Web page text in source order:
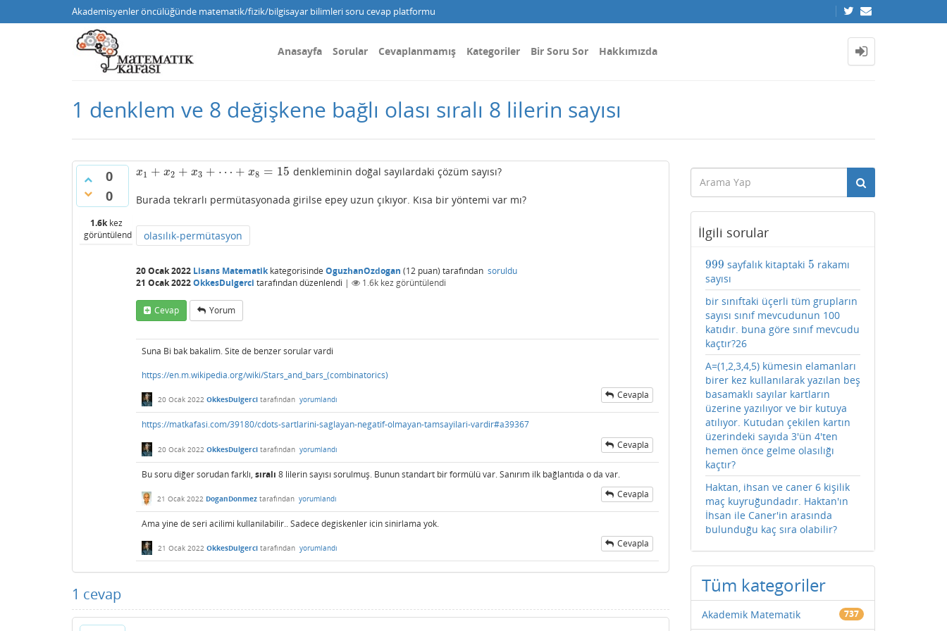
Akademisyenler öncülüğünde matematik/fizik/bilgisayar bilimleri soru cevap platformu
Anasayfa Sorular Cevaplanmamış Kategoriler Bir Soru Sor Hakkımızda
1 denklem ve 8 değişkene bağlı olası sıralı 8 lilerin sayısı
0
0
1.6kkez
görüntülendi
x1 + x2 + x3 + ⋯ + x8 = 15
x1 +x2 +x3 +⋯+x 8= 15 denkleminin doğal sayılardaki çözüm sayısı?
Burada tekrarlı permütasyonada girilse epey uzun çıkıyor. Kısa bir yöntemi var mı?
olasılık-permütasyon
20 Ocak 2022 Lisans Matematikkategorisinde OguzhanOzdogan (12 puan) tarafından soruldu
21 Ocak 2022OkkesDulgerci tarafındandüzenlendi | 1.6k kez görüntülendi
Cevap Yorum
Suna Bi bak bakalim. Site de benzer sorular vardi
https://en.m.wikipedia.org/wiki/Stars_and_bars_(combinatorics)
20 Ocak 2022 OkkesDulgerci tarafından yorumlandı Cevapla
https://matkafasi.com/39180/cdots-sartlarini-saglayan-negatif-olmayan-tamsayilari-vardir#a39367
20 Ocak 2022 OkkesDulgerci tarafından yorumlandı Cevapla
Bu soru diğer sorudan farklı, sıralı 8 lilerin sayısı sorulmuş. Bunun standart bir formülü var. Sanırım ilk bağlantıda o da var.
21 Ocak 2022 DoganDonmez tarafından yorumlandı Cevapla
Ama yine de seri acilimi kullanilabilir.. Sadece degiskenler icin sinirlama yok.
21 Ocak 2022 OkkesDulgerci tarafından yorumlandı Cevapla
1 cevap
İlgili sorular
999
999 sayfalık kitaptaki 5
5 rakamı
sayısı
bir sınıftaki üçerli tüm grupların
sayısı sınıf mevcudunun 100
katıdır. buna göre sınıf mevcudu
kaçtır?26
A=(1,2,3,4,5) kümesin elamanları
birer kez kullanılarak yazılan beş
basamaklı sayılar kartların
üzerine yazılıyor ve bir kutuya
atılıyor. Kutudan çekilen kartın
üzerindeki sayıda 3'ün 4'ten
hemen önce gelme olasılığı
kaçtır?
Haktan, ihsan ve caner 6 kişilik
maç kuyruğundadır. Haktan'ın
İhsan ile Caner'in arasında
bulunduğu kaç sıra olabilir?
Tüm kategoriler
Akademik Matematik 737